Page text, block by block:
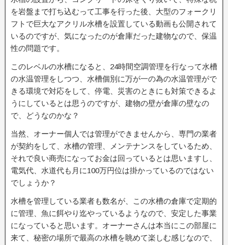
を岩盤まで打ち込むって工事を行った後、大型のフォークリ
フトで巨大なアクリル水槽を設置している動画も公開されて
いるのですが、気になったのが倉庫だった建物なので、保温
性の問題です。
このレベルの水槽になると、24時間空調管理を行なって水槽
の水温管理をしつつ、水槽個別に万が一の為の水温管理がで
きる環境で対応をして、停電、災害のときにも対策できるよ
うにしているとは思うのですが、建物の壁が倉庫の壁なの
で、どうなのかな？
当然、オーナー個人では管理ができませんから、専門の業者
が契約をして、水槽の管理、メンテナンスをしているため、
それで良い商売になってお金は回っているとは思いますし、
電気代、水道代も月に100万円位は掛かっているのではない
でしょうか？
水槽を管理している業者も数名が、この水槽の倉庫で定期的
に管理、魚に餌やり迄やっているようなので、安定した事業
になっていると思います。オーナーさんは本当にこの部屋に
来て、秘密の場所で最高の水槽を眺めて楽しむ感じなので、